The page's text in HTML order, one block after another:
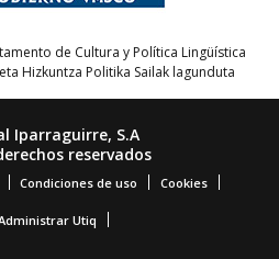
de Cultura y Política Lingüística
Hizkuntza Politika Sailak lagunduta
Iparraguirre, S.A
reservados
Condiciones de uso Cookies
Utiq